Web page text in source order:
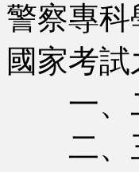
警察專
國家考
一、二
二、三